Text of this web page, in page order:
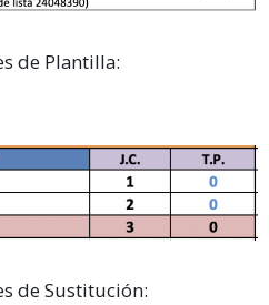
de Plantilla:
de Sustitución: